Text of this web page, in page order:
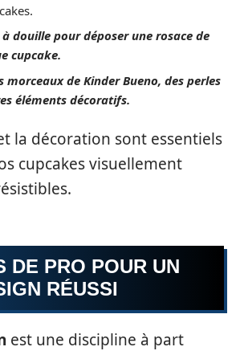
douille pour déposer une rosace de
cupcake.
morceaux de Kinder Bueno, des perles
éléments décoratifs.
la décoration sont essentiels
cupcakes visuellement
DE PRO POUR UN
RÉUSSI
est une discipline à part